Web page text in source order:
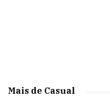
Mais de Casual